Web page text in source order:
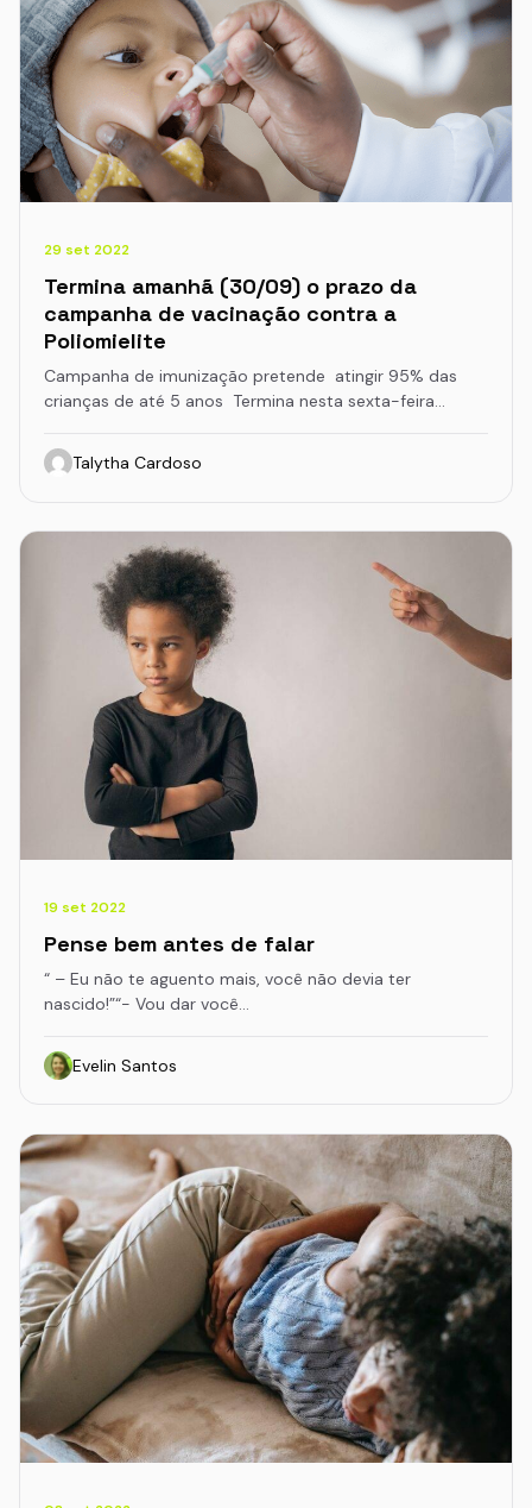
29 set 2022
Termina amanhã (30/09) o prazo da
campanha de vacinação contra a
Poliomielite
Campanha de imunização pretende atingir 95% das
crianças de até 5 anos Termina nesta sexta-feira…
Talytha Cardoso
19 set 2022
Pense bem antes de falar
“ – Eu não te aguento mais, você não devia ter
nascido!”“- Vou dar você…
Evelin Santos